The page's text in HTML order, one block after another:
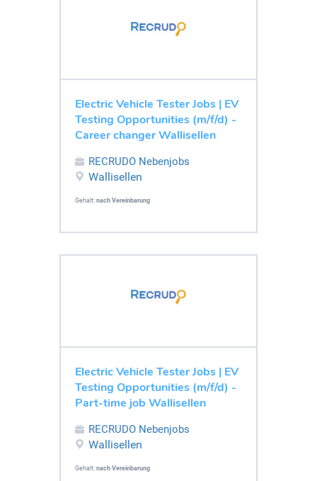
Electric Vehicle Tester Jobs | EV
Testing Opportunities (m/f/d) -
Career changer Wallisellen
RECRUDO Nebenjobs
Wallisellen
Gehalt: nach Vereinbarung
Electric Vehicle Tester Jobs | EV
Testing Opportunities (m/f/d) -
Part-time job Wallisellen
RECRUDO Nebenjobs
Wallisellen
Gehalt: nach Vereinbarung